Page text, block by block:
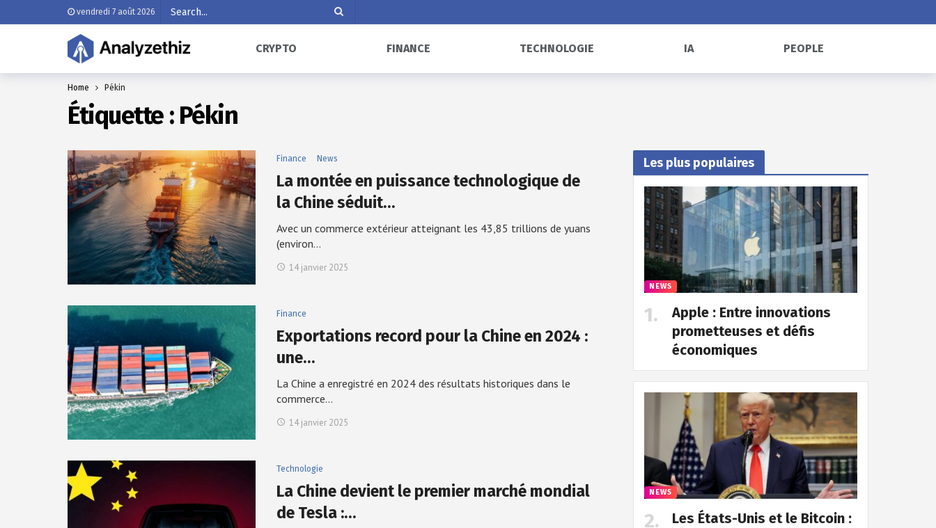
vendredi 7 août 2026
CRYPTO FINANCE TECHNOLOGIE IA PEOPLE
Home Pékin
Étiquette : Pékin
Finance News
La montée en puissance technologique de
la Chine séduit…
Avec un commerce extérieur atteignant les 43,85 trillions de yuans
(environ…
14 janvier 2025
Finance
Exportations record pour la Chine en 2024 :
une…
La Chine a enregistré en 2024 des résultats historiques dans le
commerce…
14 janvier 2025
Technologie
La Chine devient le premier marché mondial
de Tesla :…
Les plus populaires
NEWS
Apple : Entre innovations
prometteuses et défis
économiques
NEWS
Les États-Unis et le Bitcoin :